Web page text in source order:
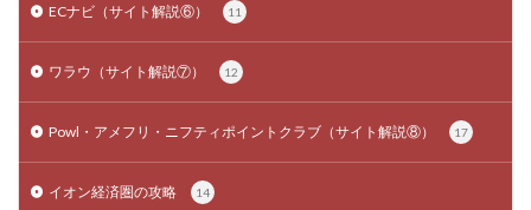
ECナビ（サイト解説⑥） 11
ワラウ（サイト解説⑦） 12
Powl・アメフリ・ニフティポイントクラブ（サイト解説⑧） 17
イオン経済圏の攻略 14